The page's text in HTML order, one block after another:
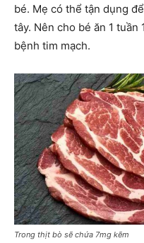
bé. Mẹ có thể tận dụng
tây. Nên cho bé ăn 1
bệnh tim mạch.
Trong thịt bò sẽ chứa 7mg kẽm